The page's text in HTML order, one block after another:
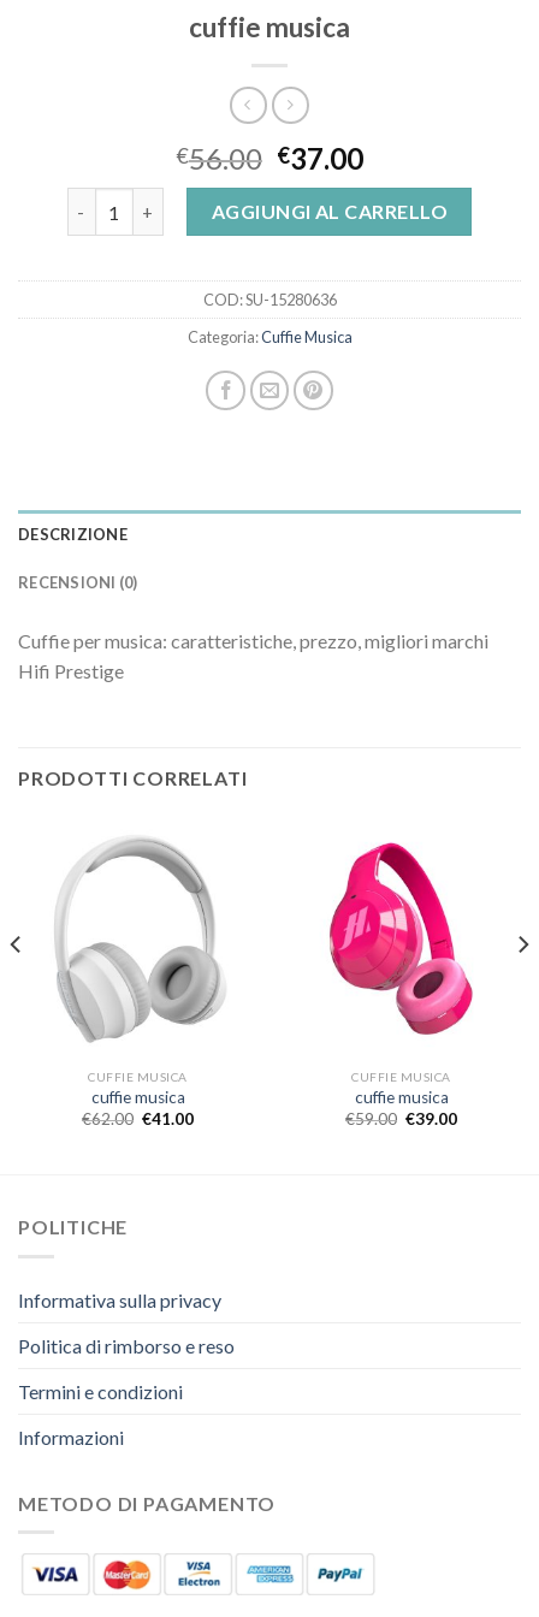
cuffie musica
€56.00 €37.00
AGGIUNGI AL CARRELLO
COD:SU-15280636
Categoria:Cuffie Musica
DESCRIZIONE
RECENSIONI (0)
Cuffie per musica: caratteristiche, prezzo, migliori marchi
Hifi Prestige
PRODOTTI CORRELATI
CUFFIE MUSICA
cuffie musica
€62.00 €41.00
CUFFIE MUSICA
cuffie musica
€59.00 €39.00
POLITICHE
Informativa sulla privacy
Politica di rimborso e reso
Termini e condizioni
Informazioni
METODO DI PAGAMENTO